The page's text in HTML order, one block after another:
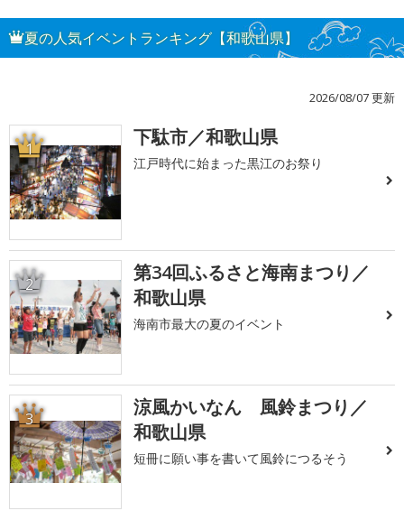
夏の人気イベントランキング【和歌山県】
2026/08/07 更新
1 下駄市／和歌山県
江戸時代に始まった黒江のお祭り
2
第34回ふるさと海南まつり／
和歌山県
海南市最大の夏のイベント
3
涼風かいなん 風鈴まつり／
和歌山県
短冊に願い事を書いて風鈴につるそう